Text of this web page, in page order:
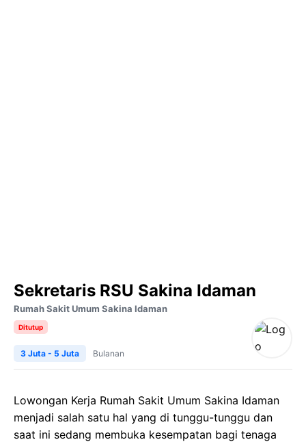
Sekretaris RSU Sakina Idaman
Rumah Sakit Umum Sakina Idaman
Ditutup
3 Juta - 5 Juta Bulanan
Lowongan Kerja Rumah Sakit Umum Sakina Idaman
menjadi salah satu hal yang di tunggu-tunggu dan
saat ini sedang membuka kesempatan bagi tenaga